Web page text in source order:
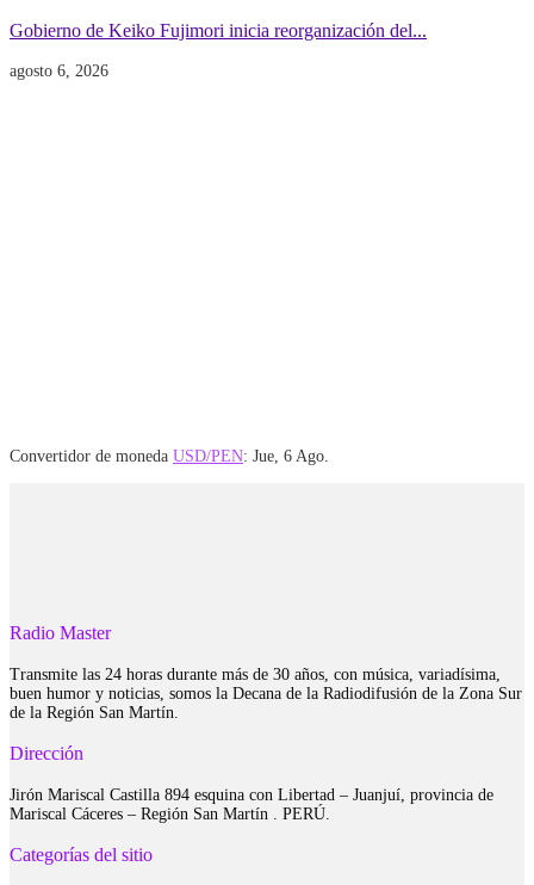
Gobierno de Keiko Fujimori inicia reorganización del...
agosto 6, 2026
Convertidor de moneda USD/PEN: Jue, 6 Ago.
Radio Master
Transmite las 24 horas durante más de 30 años, con música, variadísima,
buen humor y noticias, somos la Decana de la Radiodifusión de la Zona Sur
de la Región San Martín.
Dirección
Jirón Mariscal Castilla 894 esquina con Libertad – Juanjuí, provincia de
Mariscal Cáceres – Región San Martín . PERÚ.
Categorías del sitio